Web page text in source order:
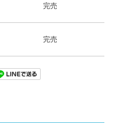
完売
完売